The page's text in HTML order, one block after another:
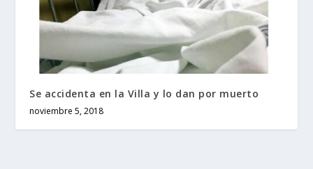
Se accidenta en la Villa y lo dan por muerto
noviembre 5, 2018